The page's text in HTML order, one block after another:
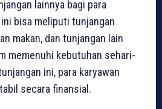
lainnya bagi para
bisa meliputi tunjangan
makan, dan tunjangan lain
memenuhi kebutuhan sehari-
ini, para karyawan
secara finansial.